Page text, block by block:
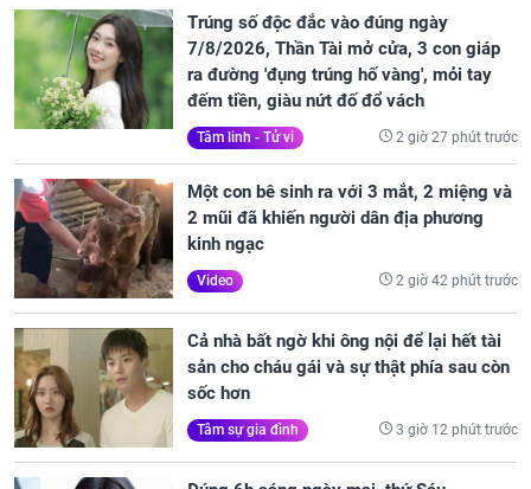
Trúng số độc đắc vào đúng ngày
7/8/2026, Thần Tài mở cửa, 3 con giáp
ra đường 'đụng trúng hố vàng', mỏi tay
đếm tiền, giàu nứt đố đổ vách
Tâm linh - Tử vi 2 giờ 27 phút trước
Một con bê sinh ra với 3 mắt, 2 miệng và
2 mũi đã khiến người dân địa phương
kinh ngạc
Video 2 giờ 42 phút trước
Cả nhà bất ngờ khi ông nội để lại hết tài
sản cho cháu gái và sự thật phía sau còn
sốc hơn
Tâm sự gia đình 3 giờ 12 phút trước